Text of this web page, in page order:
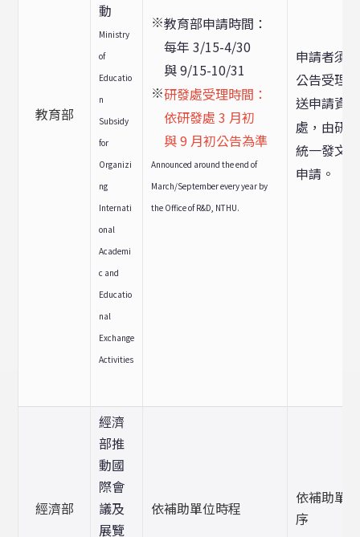
教育部
動
Ministry
of
Educatio
n
Subsidy
for
Organizi
ng
Internati
onal
Academi
c and
Educatio
nal
Exchange
Activities
※教育部申請時間：
每年 3/15-4/30
與 9/15-10/31
※研發處受理時間：
依研發處 3 月初
與 9 月初公告為準
Announced around the end of
March/September every year by
the Office of R&D, NTHU.
申請者須
公告受理
送申請資
處，由研
統一發文
申請。
經濟部
經濟
部推
動國
際會
議及
展覽
依補助單位時程
依補助單
序